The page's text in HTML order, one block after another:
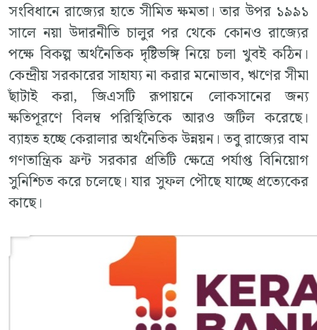
সংবিধানে রাজ্যের হাতে সীমিত ক্ষমতা। তার উপর ১৯৯১
সালে নয়া উদারনীতি চালুর পর থেকে কোনও রাজ্যের
পক্ষে বিকল্প অর্থনৈতিক দৃষ্টিভঙ্গি নিয়ে চলা খুবই কঠিন।
কেন্দ্রীয় সরকারের সাহায্য না করার মনোভাব, ঋণের সীমা
ছাঁটাই করা, জিএসটি রূপায়নে লোকসানের জন্য
ক্ষতিপূরণে বিলম্ব পরিস্থিতিকে আরও জটিল করেছে।
ব্যাহত হচ্ছে কেরালার অর্থনৈতিক উন্নয়ন। তবু রাজ্যের বাম
গণতান্ত্রিক ফ্রন্ট সরকার প্রতিটি ক্ষেত্রে পর্যাপ্ত বিনিয়োগ
সুনিশ্চিত করে চলেছে। যার সুফল পৌছে যাচ্ছে প্রত্যেকের
কাছে।